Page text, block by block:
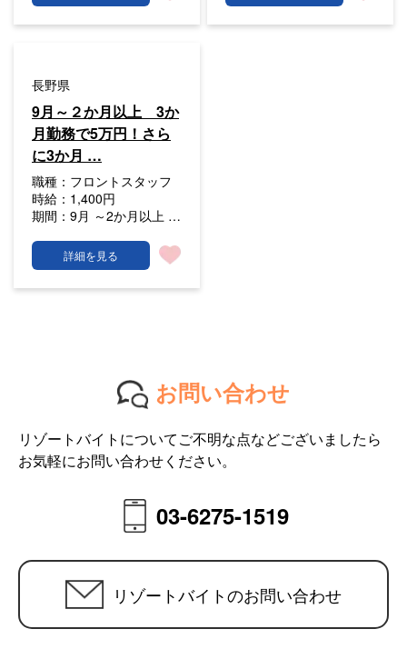
長野県
9月～２か月以上 3か
月勤務で5万円！さら
に3か月 …
職種： フロントスタッフ
時給： 1,400円
期間： 9月 ～2か月以上 …
詳細を見る
お問い合わせ
リゾートバイトについてご不明な点などございましたら
お気軽にお問い合わせください。
03-6275-1519
リゾートバイトのお問い合わせ